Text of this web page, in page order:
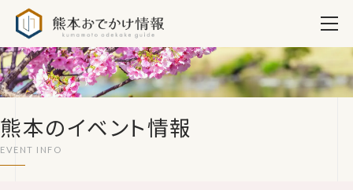
熊本のイベント情報